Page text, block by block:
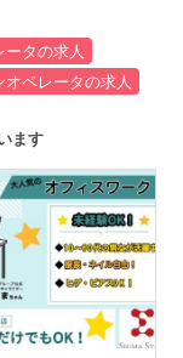
タの求人
ペレータの求人
ます